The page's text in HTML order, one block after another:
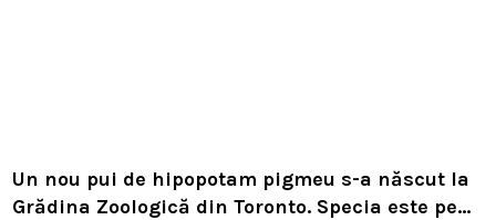
Un nou pui de hipopotam pigmeu s-a născut la
Grădina Zoologică din Toronto. Specia este pe